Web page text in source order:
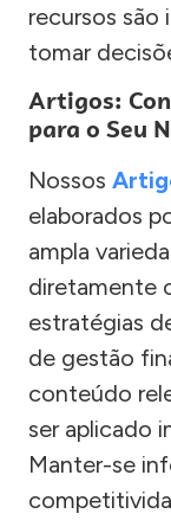
recursos são
tomar
Artigos:
para o Seu
Nossos
elaborados
ampla
diretamente
estratégias
de gestão
conteúdo
ser aplicado
Manter-se